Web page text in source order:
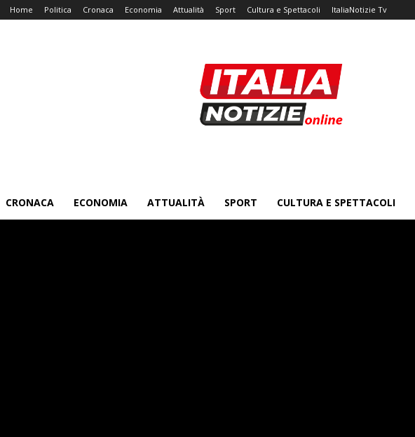
Home Politica Cronaca Economia Attualità Sport Cultura e Spettacoli ItaliaNotizie Tv
CRONACA ECONOMIA ATTUALITÀ SPORT CULTURA E SPETTACOLI